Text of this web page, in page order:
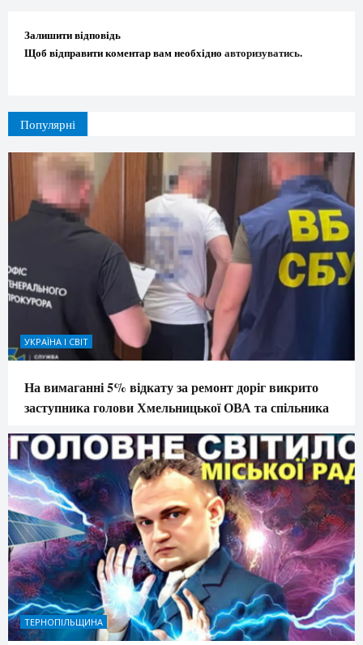
Залишити відповідь
Щоб відправити коментар вам необхідно авторизуватись.
Популярні
УКРАЇНА І СВІТ
На вимаганні 5% відкату за ремонт доріг викрито
заступника голови Хмельницької ОВА та спільника
ТЕРНОПІЛЬЩИНА